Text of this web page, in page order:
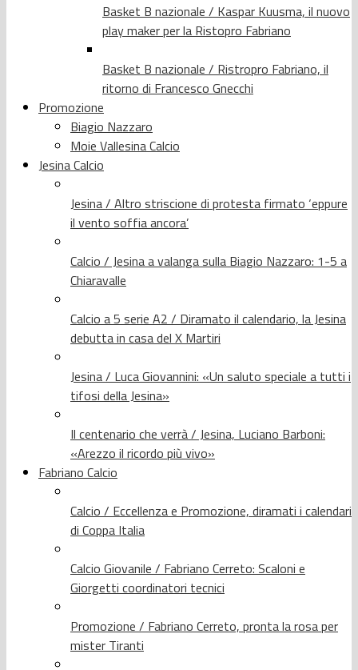
Basket B nazionale / Kaspar Kuusma, il nuovo
play maker per la Ristopro Fabriano
Basket B nazionale / Ristropro Fabriano, il
ritorno di Francesco Gnecchi
Promozione
Biagio Nazzaro
Moie Vallesina Calcio
Jesina Calcio
Jesina / Altro striscione di protesta firmato ‘eppure
il vento soffia ancora’
Calcio / Jesina a valanga sulla Biagio Nazzaro: 1-5 a
Chiaravalle
Calcio a 5 serie A2 / Diramato il calendario, la Jesina
debutta in casa del X Martiri
Jesina / Luca Giovannini: «Un saluto speciale a tutti i
tifosi della Jesina»
Il centenario che verrà / Jesina, Luciano Barboni:
«Arezzo il ricordo più vivo»
Fabriano Calcio
Calcio / Eccellenza e Promozione, diramati i calendari
di Coppa Italia
Calcio Giovanile / Fabriano Cerreto: Scaloni e
Giorgetti coordinatori tecnici
Promozione / Fabriano Cerreto, pronta la rosa per
mister Tiranti